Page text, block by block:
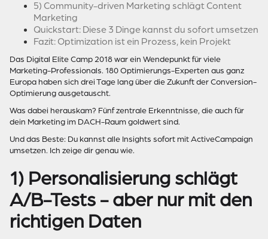
Das Digital Elite Camp 2018 war ein Wendepunkt für viele
Marketing-Professionals. 180 Optimierungs-Experten aus ganz
Europa haben sich drei Tage lang über die Zukunft der Conversion-
Optimierung ausgetauscht.
Was dabei herauskam? Fünf zentrale Erkenntnisse, die auch für
dein Marketing im DACH-Raum goldwert sind.
Und das Beste: Du kannst alle Insights sofort mit ActiveCampaign
umsetzen. Ich zeige dir genau wie.
1) Personalisierung schlägt
A/B-Tests - aber nur mit den
richtigen Daten
5) Community-driven Marketing schlägt Content
Marketing
Quickstart: Diese 3 Dinge kannst du sofort umsetzen
Fazit: Optimization ist ein Prozess, kein Projekt